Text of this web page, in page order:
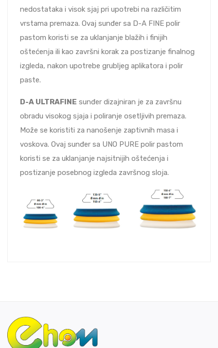
nedostataka i visok sjaj pri upotrebi na različitim
vrstama premaza. Ovaj sunđer sa D-A FINE polir
pastom koristi se za uklanjanje blažih i finijih
oštećenja ili kao završni korak za postizanje finalnog
izgleda, nakon upotrebe grubljeg aplikatora i polir
paste.
D-A ULTRAFINE sunđer dizajniran je za završnu
obradu visokog sjaja i poliranje osetljivih premaza.
Može se koristiti za nanošenje zaptivnih masa i
voskova. Ovaj sunđer sa UNO PURE polir pastom
koristi se za uklanjanje najsitnijih oštećenja i
postizanje posebnog izgleda završnog sloja.